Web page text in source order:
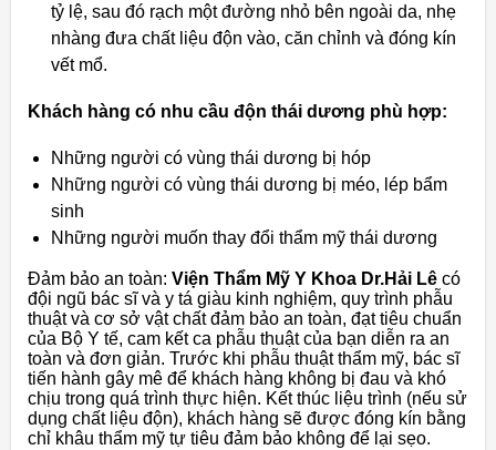
tỷ lệ, sau đó rạch một đường nhỏ bên ngoài da, nhẹ
nhàng đưa chất liệu độn vào, căn chỉnh và đóng kín
vết mổ.
Khách hàng có nhu cầu độn thái dương phù hợp:
Những người có vùng thái dương bị hóp
Những người có vùng thái dương bị méo, lép bẩm
sinh
Những người muốn thay đổi thẩm mỹ thái dương
Đảm bảo an toàn: Viện Thẩm Mỹ Y Khoa Dr.Hải Lê có
đội ngũ bác sĩ và y tá giàu kinh nghiệm, quy trình phẫu
thuật và cơ sở vật chất đảm bảo an toàn, đạt tiêu chuẩn
của Bộ Y tế, cam kết ca phẫu thuật của bạn diễn ra an
toàn và đơn giản. Trước khi phẫu thuật thẩm mỹ, bác sĩ
tiến hành gây mê để khách hàng không bị đau và khó
chịu trong quá trình thực hiện. Kết thúc liệu trình (nếu sử
dụng chất liệu độn), khách hàng sẽ được đóng kín bằng
chỉ khâu thẩm mỹ tự tiêu đảm bảo không để lại sẹo.